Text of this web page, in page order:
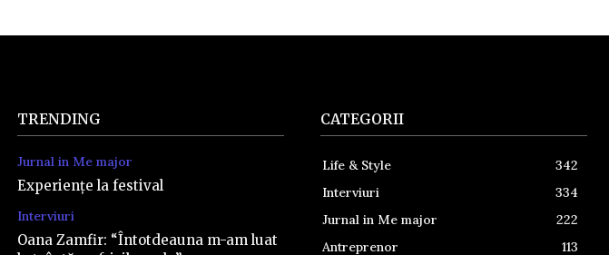
TRENDING
Jurnal in Me major
Experiențe la festival
Interviuri
Oana Zamfir: “Întotdeauna m-am luat
CATEGORII
Life & Style
342
Interviuri
334
Jurnal in Me major
222
Antreprenor
113